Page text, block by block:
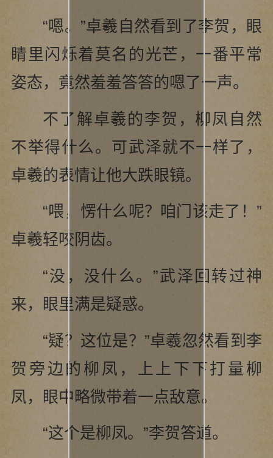
“嗯。”卓羲自然看到了李贺，眼
睛里闪烁着莫名的光芒，一番平常
姿态，竟然羞羞答答的嗯了一声。
不了解卓羲的李贺，柳凤自然
不举得什么。可武泽就不一样了，
卓羲的表情让他大跌眼镜。
“喂，愣什么呢？咱门该走了！”
卓羲轻咬阴齿。
“没，没什么。”武泽回转过神
来，眼里满是疑惑。
“疑？这位是？”卓羲忽然看到李
贺旁边的柳凤，上上下下打量柳
凤，眼中略微带着一点敌意。
“这个是柳凤。”李贺答道。